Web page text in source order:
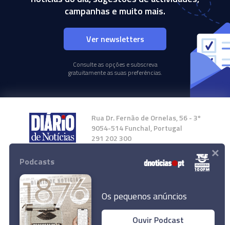
campanhas e muito mais.
Ver newsletters
Consulte as opções e subscreva
gratuitamente as suas preferências.
Rua Dr. Fernão de Ornelas, 56 - 3º
9054-514 Funchal, Portugal
291 202 300
Instale a nossa App
Podcasts
Os pequenos anúncios
Ouvir Podcast
×